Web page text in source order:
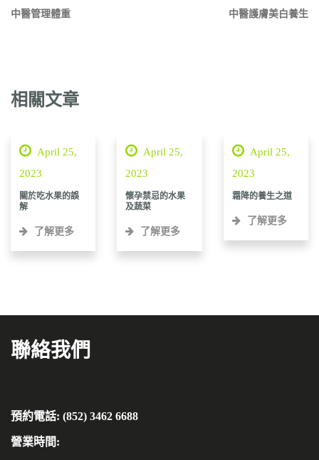
中醫管理體重 中醫護膚美白養生
相關文章
April 25,
2023
關於吃水果的誤
解
了解更多
April 25,
2023
懷孕禁忌的水果
及蔬菜
了解更多
April 25,
2023
霜降的養生之道
了解更多
聯絡我們
預約電話: (852) 3462 6688
營業時間: